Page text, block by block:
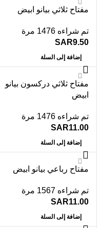
مفتاح ثلاثي بيانو ابيض
تم شراءه 1476 مرة
SAR9.50
إضافة إلى السلة
مفتاح ثلاثي دركسون بيانو
ابيض
تم شراءه 1476 مرة
SAR11.00
إضافة إلى السلة
مفتاح رباعي بيانو ابيض
تم شراءه 1567 مرة
SAR11.00
إضافة إلى السلة